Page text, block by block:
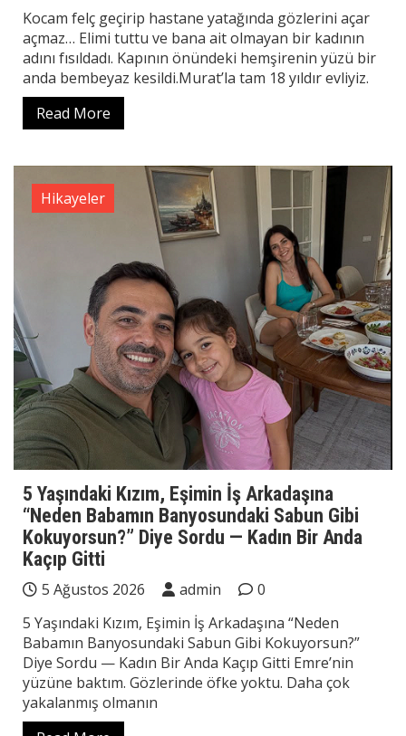
Kocam felç geçirip hastane yatağında gözlerini açar
açmaz… Elimi tuttu ve bana ait olmayan bir kadının
adını fısıldadı. Kapının önündeki hemşirenin yüzü bir
anda bembeyaz kesildi.Murat’la tam 18 yıldır evliyiz.
Read More
Hikayeler
5 Yaşındaki Kızım, Eşimin İş Arkadaşına
“Neden Babamın Banyosundaki Sabun Gibi
Kokuyorsun?” Diye Sordu — Kadın Bir Anda
Kaçıp Gitti
5 Ağustos 2026 admin
0
5 Yaşındaki Kızım, Eşimin İş Arkadaşına “Neden
Babamın Banyosundaki Sabun Gibi Kokuyorsun?”
Diye Sordu — Kadın Bir Anda Kaçıp Gitti Emre’nin
yüzüne baktım. Gözlerinde öfke yoktu. Daha çok
yakalanmış olmanın